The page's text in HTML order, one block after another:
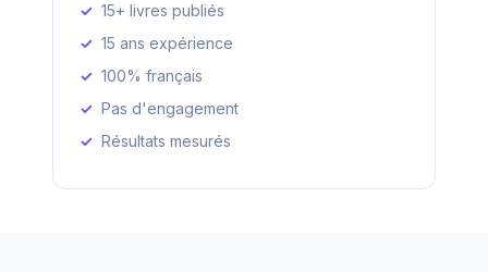
15+ livres publiés
15 ans expérience
100% français
Pas d'engagement
Résultats mesurés